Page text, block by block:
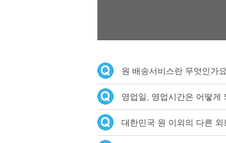
원 배송서비스란 무엇인가
영업일, 영업시간은 어떻게
대한민국 원 이외의 다른